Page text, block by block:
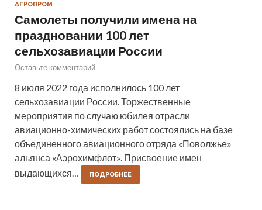
АГРОПРОМ
Самолеты получили имена на
праздновании 100 лет
сельхозавиации России
Оставьте комментарий
8 июля 2022 года исполнилось 100 лет
сельхозавиации России. Торжественные
мероприятия по случаю юбилея отрасли
авиационно-химических работ состоялись на базе
объединенного авиационного отряда «Поволжье»
альянса «Аэрохимфлот». Присвоение имен
выдающихся…
ПОДРОБНЕЕ